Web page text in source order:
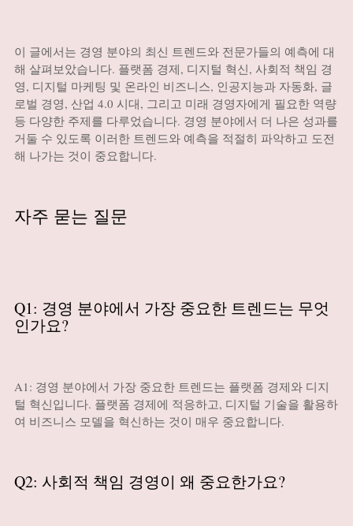
이 글에서는 경영 분야의 최신 트렌드와 전문가들의 예측에 대
해 살펴보았습니다. 플랫폼 경제, 디지털 혁신, 사회적 책임 경
영, 디지털 마케팅 및 온라인 비즈니스, 인공지능과 자동화, 글
로벌 경영, 산업 4.0 시대, 그리고 미래 경영자에게 필요한 역량
등 다양한 주제를 다루었습니다. 경영 분야에서 더 나은 성과를
거둘 수 있도록 이러한 트렌드와 예측을 적절히 파악하고 도전
해 나가는 것이 중요합니다.
자주 묻는 질문
Q1: 경영 분야에서 가장 중요한 트렌드는 무엇
인가요?
A1: 경영 분야에서 가장 중요한 트렌드는 플랫폼 경제와 디지
털 혁신입니다. 플랫폼 경제에 적응하고, 디지털 기술을 활용하
여 비즈니스 모델을 혁신하는 것이 매우 중요합니다.
Q2: 사회적 책임 경영이 왜 중요한가요?